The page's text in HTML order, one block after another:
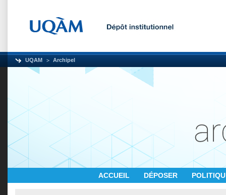
UQAM Archipel
ACCUEIL DÉPOSER